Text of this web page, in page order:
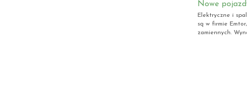
Nowe
Elektryczne i
są w firmie
zamiennych.